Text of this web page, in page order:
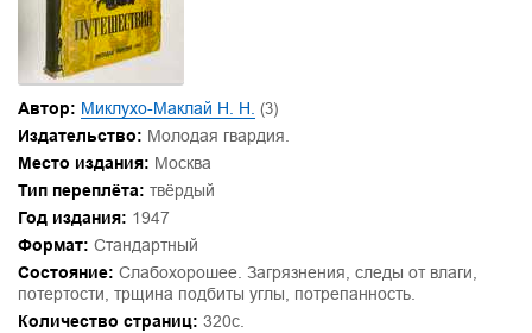
Автор: Миклухо-Маклай Н. Н. (3)
Издательство: Молодая гвардия.
Место издания: Москва
Тип переплёта: твёрдый
Год издания: 1947
Формат: Стандартный
Состояние: Слабохорошее. Загрязнения, следы от влаги,
потертости, трщина подбиты углы, потрепанность.
Количество страниц: 320с.